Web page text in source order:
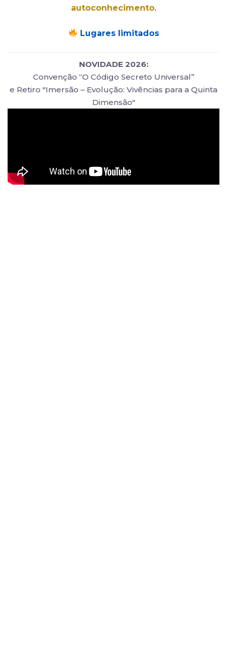
autoconhecimento.
Lugares limitados
NOVIDADE 2026:
Convenção “O Código Secreto Universal”
e Retiro "Imersão – Evolução: Vivências para a Quinta
Dimensão"